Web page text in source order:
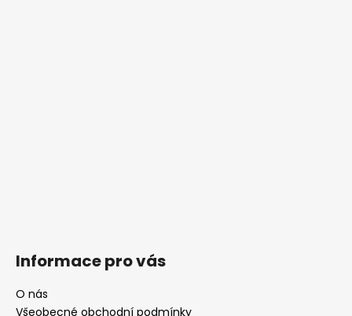
Informace pro vás
O nás
Všeobecné obchodní podmínky